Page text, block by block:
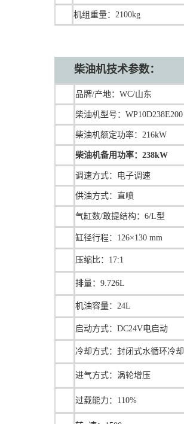
机组重量：2100kg
柴油机技术参数：
品牌/产地：WC/山东
柴油机型号：WP10D238E200
柴油机额定功率：216kW
柴油机备用功率：238kW
调速方式：电子调速
供油方式：直喷
气缸数/敢提结构：6/L型
缸径行程：126×130 mm
压缩比：17:1
排量：9.726L
机油容量：24L
启动方式：DC24V电启动
冷却方式：封闭式水循环冷却
进气方式：涡轮增压
过载能力：110%